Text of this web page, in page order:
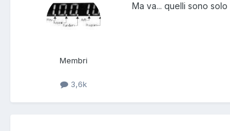
Membri
3,6k
Ma va... quelli sono